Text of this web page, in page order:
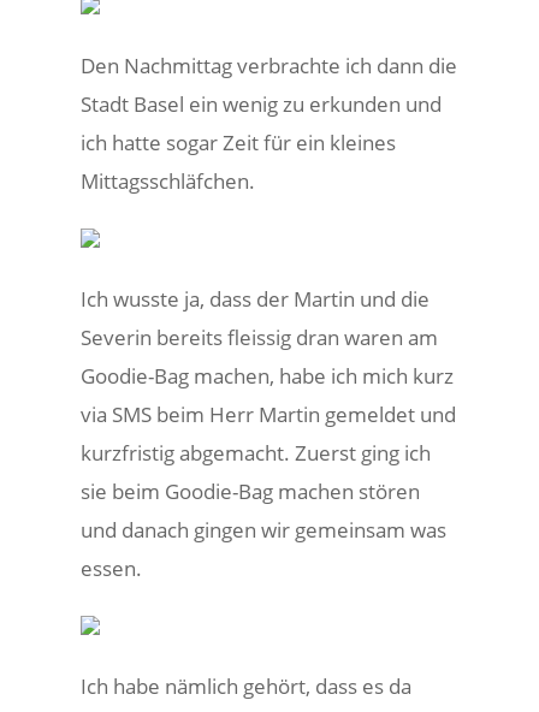
Den Nachmittag verbrachte ich dann die
Stadt Basel ein wenig zu erkunden und
ich hatte sogar Zeit für ein kleines
Mittagsschläfchen.
Ich wusste ja, dass der Martin und die
Severin bereits fleissig dran waren am
Goodie-Bag machen, habe ich mich kurz
via SMS beim Herr Martin gemeldet und
kurzfristig abgemacht. Zuerst ging ich
sie beim Goodie-Bag machen stören
und danach gingen wir gemeinsam was
essen.
Ich habe nämlich gehört, dass es da